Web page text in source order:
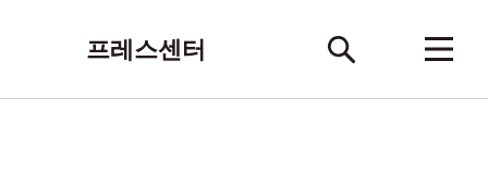
프레스센터